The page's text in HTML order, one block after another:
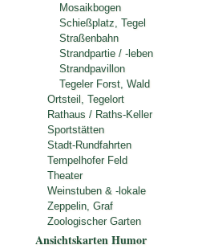
Mosaikbogen
Schießplatz, Tegel
Straßenbahn
Strandpartie / -leben
Strandpavillon
Tegeler Forst, Wald
Ortsteil, Tegelort
Rathaus / Raths-Keller
Sportstätten
Stadt-Rundfahrten
Tempelhofer Feld
Theater
Weinstuben & -lokale
Zeppelin, Graf
Zoologischer Garten
Ansichtskarten Humor